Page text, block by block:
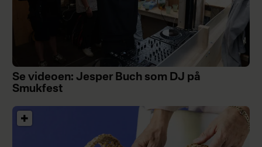
Se videoen: Jesper Buch som DJ på
Smukfest